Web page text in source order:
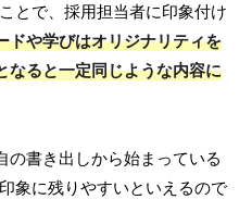
とで、採用担当者に印象付け
ドや学びはオリジナリティを
なると一定同じような内容に
の書き出しから始まっている
象に残りやすいといえるので